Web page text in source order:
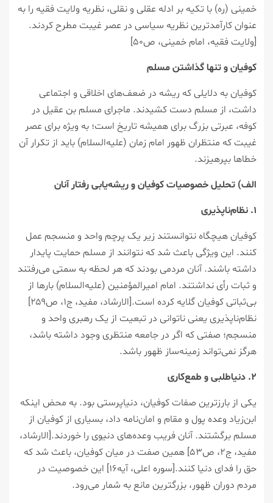
خمینی (ره) با تکیه بر ادله عقلی و نقلی، نظریه ولایت فقیه را به
عنوان کارآمدترین نظریه سیاسی در عصر غیبت مطرح کردند.
[ولایت فقیه، امام خمینی، ص۵۰]
کوفیان و تنها گذاشتن مسلم
کوفیان به دلایلی که ریشه در ضعف‌های اخلاقی و اجتماعی
داشت، از مسلم دست کشیدند. ماجرای مسلم بن عقیل در
کوفه، عبرتی بزرگ برای همیشه تاریخ است؛ به ویژه برای عصر
غیبت که منتظران ظهور امام زمان (علیه‌السلام) باید از تکرار آن
خطاها بپرهیزند.
الف) تحلیل خصوصیات کوفیان و ریشه‌یابی رفتار آنان
۱. نظام‌ناپذیری
کوفیان هیچگاه نتوانستند زیر یک پرچم واحد و منسجم عمل
کنند. این ویژگی باعث شد که نتوانند از مسلم حمایت پایدار
داشته باشند. آنان مردمی بودند که هر لحظه به سمتی می‌رفتند
و ثبات رأی نداشتند. امام امیرالمؤمنین (علیه‌السلام) بارها از
بی‌ثباتی کوفیان گلایه کرده است.[الارشاد، مفید، ج۱، ص۲۵۹]
نظام‌ناپذیری یعنی ناتوانی در تبعیت از یک رهبری واحد و
منسجم؛ صفتی که اگر در جامعه منتظری وجود داشته باشد،
هرگز نمی‌تواند زمینه‌ساز ظهور باشد.
۲. دنیاطلبی و طمع‌کاری
یکی از بارزترین صفات کوفیان، دنیاپرستی بود. به محض اینکه
ابن‌زیاد وعده پول و مقام و امان‌نامه داد، بسیاری از کوفیان از
مسلم برگشتند. آنان فریب وعده‌های دنیوی را خوردند.[الارشاد،
مفید، ج۲، ص۵۳] همین صفت در میان کوفیان، باعث شد که
حق را فدای دنیا کنند.[سوره اعلی، آیه۱۶] این خصوصیت در
مردم دوران ظهور، بزرگترین مانع به شمار می‌رود.